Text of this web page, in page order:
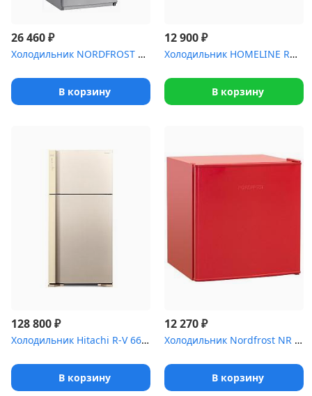
26 460₽
Холодильник NORDFROST NRT 141 132
В корзину
12 900₽
Холодильник HOMELINE RDF-90SD (85х47х45 см.стекл.полки,ящик для о...
В корзину
128 800₽
Холодильник Hitachi R-V 660 PUC7-1 BEG
В корзину
12 270₽
Холодильник Nordfrost NR 402 R красный (однокамерный)
В корзину